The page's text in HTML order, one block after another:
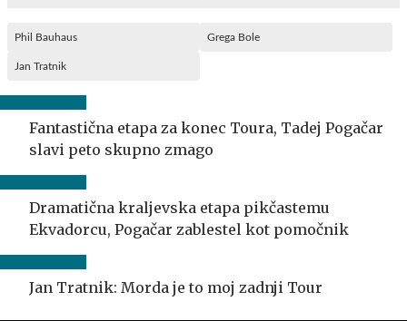
Phil Bauhaus Grega Bole
Jan Tratnik
Fantastična etapa za konec Toura, Tadej Pogačar
slavi peto skupno zmago
Dramatična kraljevska etapa pikčastemu
Ekvadorcu, Pogačar zablestel kot pomočnik
Jan Tratnik: Morda je to moj zadnji Tour